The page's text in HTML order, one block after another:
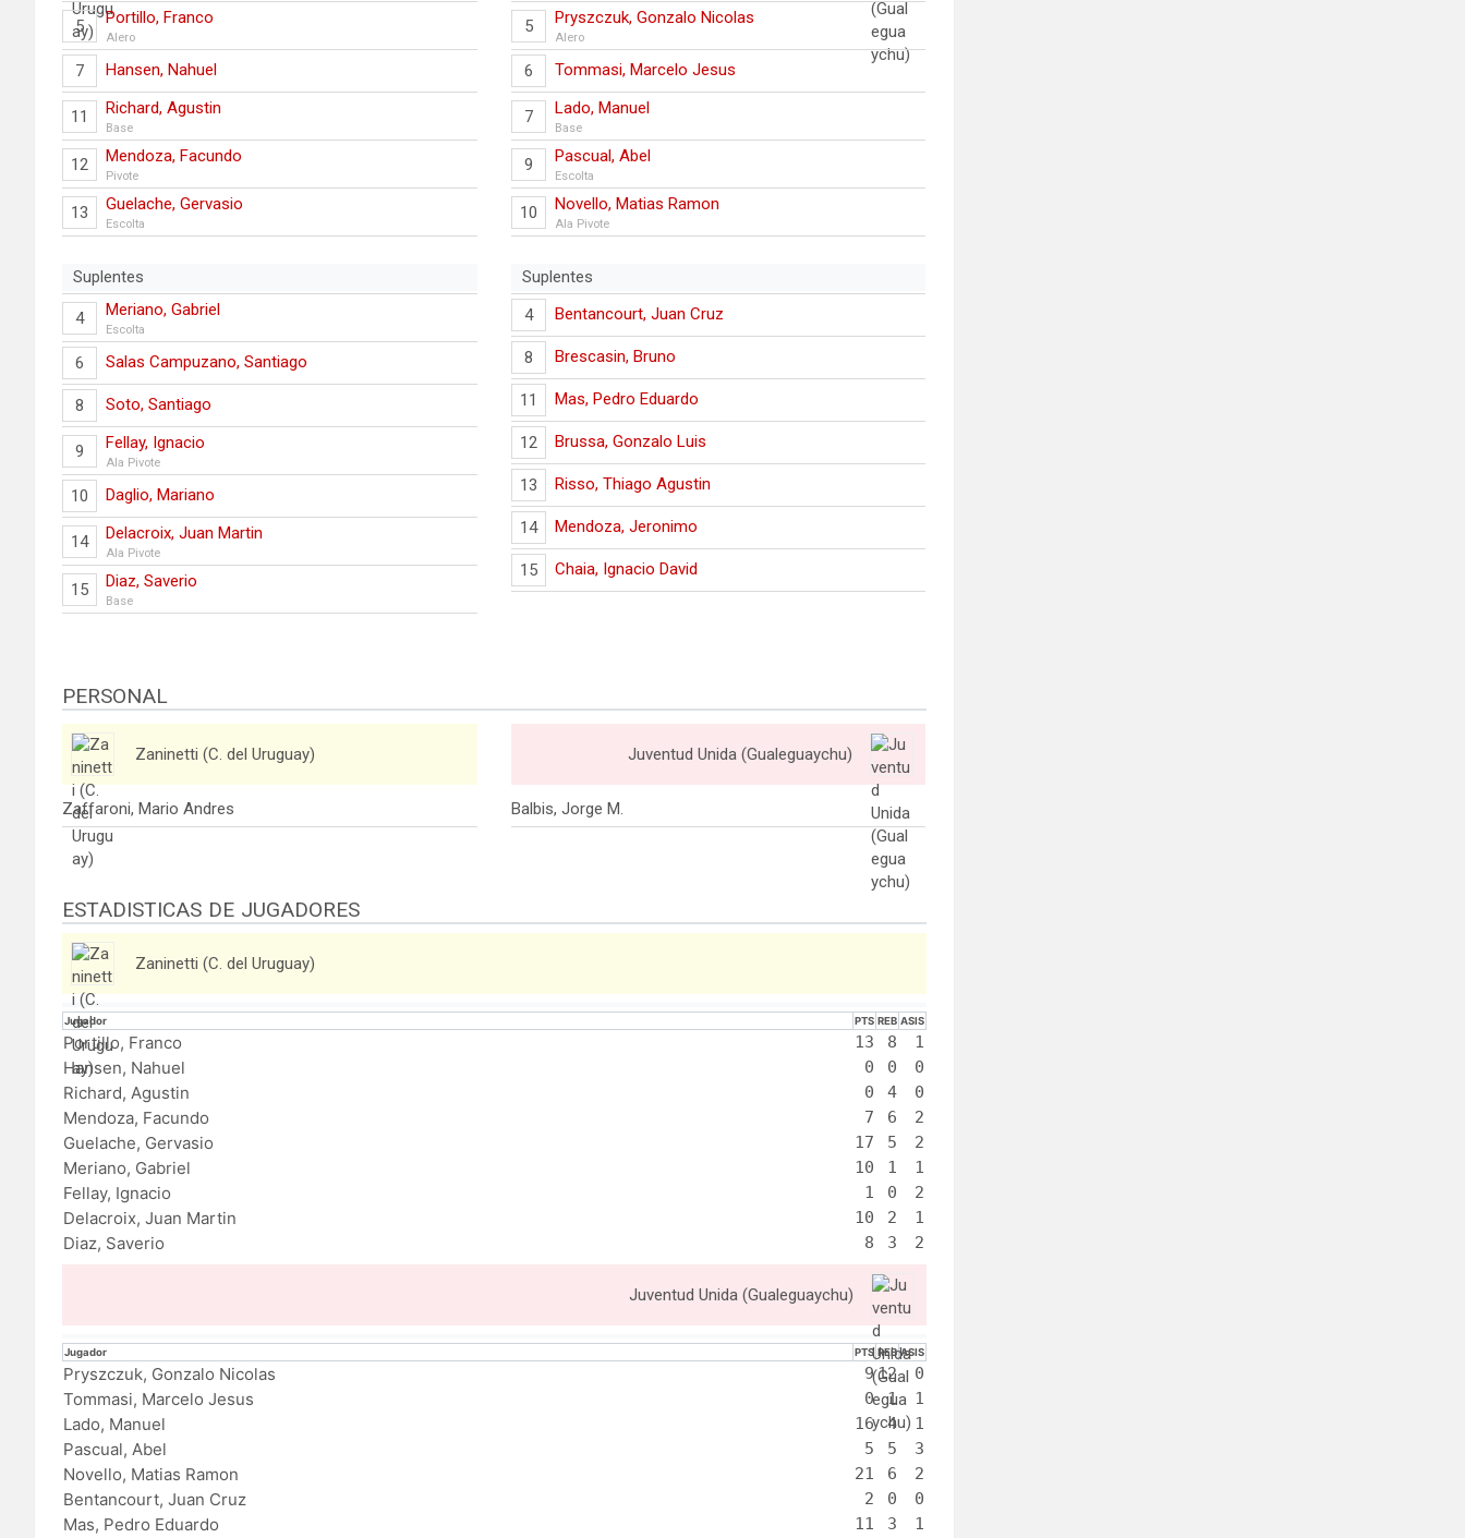
5 Portillo, Franco
Alero
7 Hansen, Nahuel
11 Richard, Agustin
Base
12 Mendoza, Facundo
Pivote
13 Guelache, Gervasio
Escolta
Suplentes
4 Meriano, Gabriel
Escolta
6 Salas Campuzano, Santiago
8 Soto, Santiago
9 Fellay, Ignacio
Ala Pivote
10 Daglio, Mariano
14 Delacroix, Juan Martin
Ala Pivote
15 Diaz, Saverio
Base
5 Pryszczuk, Gonzalo Nicolas
Alero
6 Tommasi, Marcelo Jesus
7 Lado, Manuel
Base
9 Pascual, Abel
Escolta
10 Novello, Matias Ramon
Ala Pivote
Suplentes
4
Bentancourt, Juan Cruz
8 Brescasin, Bruno
11 Mas, Pedro Eduardo
12 Brussa, Gonzalo Luis
13 Risso, Thiago Agustin
14 Mendoza, Jeronimo
15 Chaia, Ignacio David
PERSONAL
Zaninetti (C. del Uruguay)
Zaffaroni, Mario Andres
Juventud Unida (Gualeguaychu)
Balbis, Jorge M.
ESTADISTICAS DE JUGADORES
Zaninetti (C. del Uruguay)
Jugador PTS REB ASIS
Portillo, Franco 13 8 1
Hansen, Nahuel 0 0 0
Richard, Agustin 0 4 0
Mendoza, Facundo 7 6 2
Guelache, Gervasio 17 5 2
Meriano, Gabriel 10 1 1
Fellay, Ignacio 1 0 2
Delacroix, Juan Martin 10 2 1
Diaz, Saverio 8 3 2
Juventud Unida (Gualeguaychu)
Jugador PTS REB ASIS
Pryszczuk, Gonzalo Nicolas 912 0
Tommasi, Marcelo Jesus 0 1 1
Lado, Manuel 16 4 1
Pascual, Abel 5 5 3
Novello, Matias Ramon 21 6 2
Bentancourt, Juan Cruz 2 0 0
Mas, Pedro Eduardo 11 3 1